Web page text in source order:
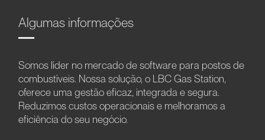
Algumas informações
Somos líder no mercado de software para postos de
combustíveis. Nossa solução, o LBC Gas Station,
oferece uma gestão eficaz, integrada e segura.
Reduzimos custos operacionais e melhoramos a
eficiência do seu negócio.